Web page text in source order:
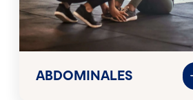
ABDOMINALES